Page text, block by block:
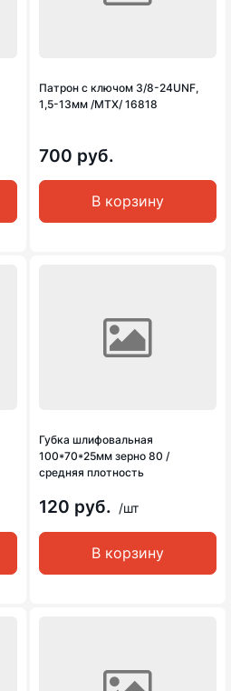
Патрон с ключом 3/8-24UNF,
1,5-13мм /MTX/ 16818
700 руб.
В корзину
Губка шлифовальная
100*70*25мм зерно 80 /
средняя плотность
120 руб. /шт
В корзину